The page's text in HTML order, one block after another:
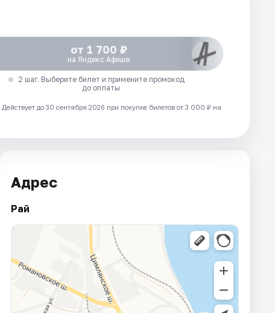
от 1 700 ₽
на Яндекс Афише
2 шаг. Выберите билет и примените промокод
до оплаты
Действует до 30 сентября 2026 при покупке билетов от 3 000 ₽ на
Адрес
Рай